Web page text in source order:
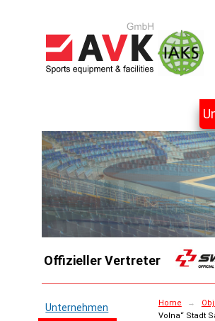
Offizieller Vertreter
Unternehmen
Home →
Volna“ Stadt